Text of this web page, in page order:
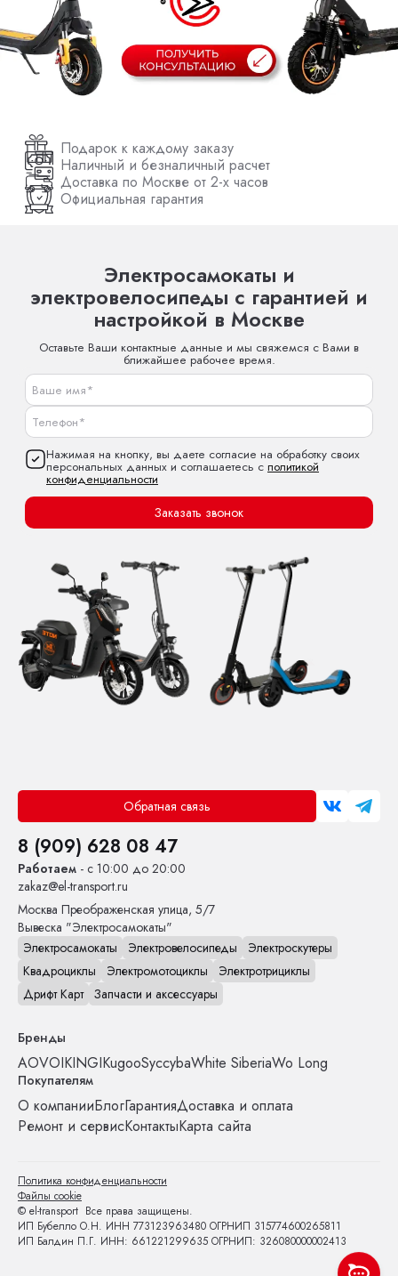
Подарок к каждому заказу
Наличный и безналичный расчет
Доставка по Москве от 2-х часов
Официальная гарантия
Электросамокаты и
электровелосипеды с гарантией и
настройкой в Москве
Оставьте Ваши контактные данные и мы свяжемся с Вами в
ближайшее рабочее время.
Нажимая на кнопку, вы даете согласие на обработку своих
персональных данных и соглашаетесь с политикой
конфиденциальности
Заказать звонок
Обратная связь
8 (909) 628 08 47
Работаем - с 10:00 до 20:00
zakaz@el-transport.ru
Москва Преображенская улица, 5/7
Вывеска "Электросамокаты"
Электросамокаты
Электровелосипеды
Электроскутеры
Квадроциклы
Электромотоциклы
Электротрициклы
Дрифт Карт Запчасти и аксессуары
Бренды
AOVOIKINGIKugooSyccybaWhite SiberiaWo Long
Покупателям
О компанииБлогГарантияДоставка и оплата
Ремонт и сервисКонтактыКарта сайта
© el-transport Все права защищены.
ИП Бубелло О.Н. ИНН 773123963480 ОГРНИП 315774600265811
ИП Балдин П.Г. ИНН: 661221299635 ОГРНИП: 326080000002413
Политика конфиденциальности
Файлы cookie